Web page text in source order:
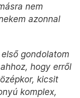
nem
azonnal
gondolatom
hogy erről
kicsit
komplex,